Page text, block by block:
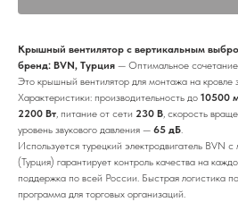
Крышный вентилятор с вертикальным
бренд: BVN, Турция — Оптимальное сочетание
Это крышный вентилятор для монтажа на кровле
Характеристики: производительность до 10500
2200 Вт, питание от сети 230 В, скорость
уровень звукового давления — 65 дБ.
Используется турецкий электродвигатель BVN
(Турция) гарантирует контроль качества на
поддержка по всей России. Быстрая логистика
программа для торговых организаций.